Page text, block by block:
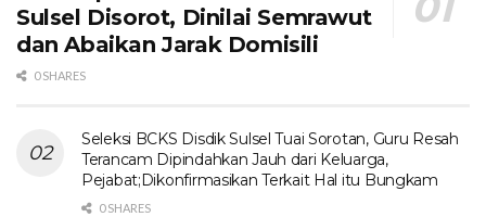
Sulsel Disorot, Dinilai Semrawut
dan Abaikan Jarak Domisili
0 SHARES
Seleksi BCKS Disdik Sulsel Tuai Sorotan, Guru Resah
Terancam Dipindahkan Jauh dari Keluarga,
Pejabat;Dikonfirmasikan Terkait Hal itu Bungkam
0 SHARES